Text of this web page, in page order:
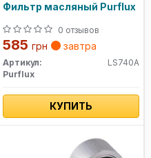
Фильтр масляный Purflux
0 отзывов
585 грн завтра
Артикул:
LS740A
Purflux
КУПИТЬ